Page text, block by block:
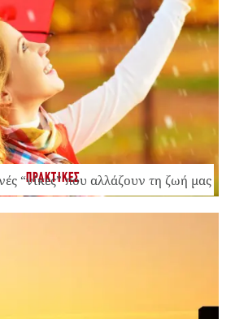
ΠΡΑΚΤΙΚΕΣ
“νίκες” που αλλάζουν τη ζωή μας